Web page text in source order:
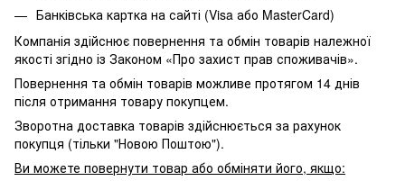
Банківська картка на сайті (Visa або MasterCard)
Компанія здійснює повернення та обмін товарів належної
якості згідно із Законом «Про захист прав споживачів».
Повернення та обмін товарів можливе протягом 14 днів
після отримання товару покупцем.
Зворотна доставка товарів здійснюється за рахунок
покупця (тільки "Новою Поштою").
Ви можете повернути товар або обміняти його, якщо: